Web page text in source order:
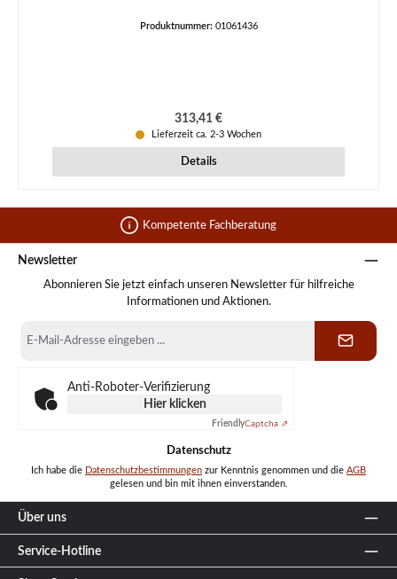
Produktnummer: 01061436
Regulärer Preis:
313,41 €
Lieferzeit ca. 2-3 Wochen
Details
Kompetente Fachberatung
Newsletter
Abonnieren Sie jetzt einfach unseren Newsletter für hilfreiche
Informationen und Aktionen.
Mail-
Anti-Roboter-Verifizierung
Hier klicken
FriendlyCaptcha ⇗
Datenschutz
Ich habe die Datenschutzbestimmungen zur Kenntnis genommen und die AGB
gelesen und bin mit ihnen einverstanden.
Über uns
Service-Hotline